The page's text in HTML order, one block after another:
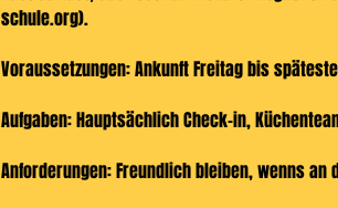
schule.org).
Voraussetzungen: Ankunft Freitag bis
Aufgaben: Hauptsächlich Check-in,
Anforderungen: Freundlich bleiben, wenns